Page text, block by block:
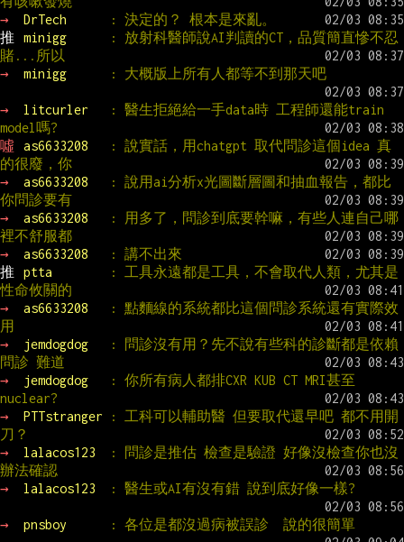
→
DrTech
: 決定的？ 根本是來亂。
推
minigg
: 放射科醫師說AI判讀的CT，品質簡直慘不忍
賭...所以
→
minigg : 大概版上所有人都等不到那天吧
→ litcurler
: 醫生拒絕給一手data時 工程師還能train
model嗎?
噓
as6633208
: 說實話，用chatgpt 取代問診這個idea 真
的很廢，你
→
as6633208
: 說用ai分析x光圖斷層圖和抽血報告，都比
你問診要有
→
as6633208
: 用多了，問診到底要幹嘛，有些人連自己哪
裡不舒服都
→
as6633208
: 講不出來
推
ptta
: 工具永遠都是工具，不會取代人類，尤其是
性命攸關的
→
as6633208
: 點麵線的系統都比這個問診系統還有實際效
用
→
jemdogdog
: 問診沒有用？先不說有些科的診斷都是依賴
問診 難道
→
jemdogdog
: 你所有病人都排CXR KUB CT MRI甚至
nuclear?
→
PTTstranger
: 工科可以輔助醫 但要取代還早吧 都不用開
刀？
→
lalacos123
: 問診是推估 檢查是驗證 好像沒檢查你也沒
辦法確認
→
lalacos123 : 醫生或AI有沒有錯 說到底好像一樣?
→ pnsboy : 各位是都沒過病被誤診  說的很簡單